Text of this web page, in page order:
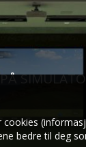
bedre til deg